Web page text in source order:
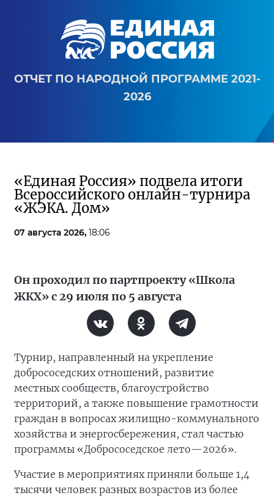
ОТЧЕТ ПО НАРОДНОЙ ПРОГРАММЕ 2021-
2026
«Единая Россия» подвела итоги
Всероссийского онлайн-турнира
«ЖЭКА. Дом»
07 августа 2026, 18:06
Он проходил по партпроекту «Школа
ЖКХ» с 29 июля по 5 августа
Турнир, направленный на укрепление
добрососедских отношений, развитие
местных сообществ, благоустройство
территорий, а также повышение грамотности
граждан в вопросах жилищно-коммунального
хозяйства и энергосбережения, стал частью
программы «Добрососедское лето—2026».
Участие в мероприятиях приняли больше 1,4
тысячи человек разных возрастов из более